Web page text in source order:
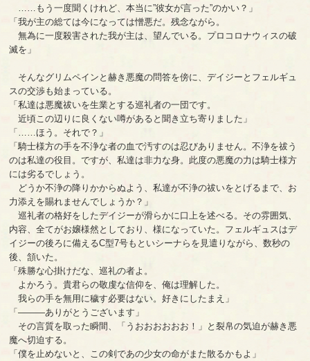
……もう一度聞くけれど、本当に”彼女が言った”のかい？」
「我が主の総ては今になっては憎悪だ。残念ながら。
無為に一度殺害された我が主は、望んでいる。プロコロナウィスの破
滅を」
そんなグリムペインと赫き悪魔の問答を傍に、デイジーとフェルギュ
スの交渉も始まっている。
「私達は悪魔祓いを生業とする巡礼者の一団です。
近頃この辺りに良くない噂があると聞き立ち寄りました」
「……ほう。それで？」
「騎士様方の手を不浄な者の血で汚すのは忍びありません。不浄を祓う
のは私達の役目。ですが、私達は非力な身。此度の悪魔の力は騎士様方
には劣るでしょう。
どうか不浄の降りかからぬよう、私達が不浄の祓いをとげるまで、お
力添えを賜れませんでしょうか？」
巡礼者の格好をしたデイジーが滑らかに口上を述べる。その雰囲気、
内容、全てがお嬢様然としており、様になっていた。フェルギュスはデ
イジーの後ろに備えるC型7号もといシーナらを見遣りながら、数秒の
後、頷いた。
「殊勝な心掛けだな、巡礼の者よ。
よかろう。貴君らの敬虔な信仰を、俺は理解した。
我らの手を無用に穢す必要はない。好きにしたまえ」
「―――ありがとうございます」
その言質を取った瞬間、「うおおおおおお！」と裂帛の気迫が赫き悪
魔へ切迫する。
「僕を止めないと、この剣であの少女の命がまた散るかもよ」